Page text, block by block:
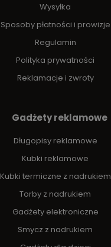
Wysyłka
Sposoby płatności i prowizje
Regulamin
Polityka prywatności
Reklamacje i zwroty
Gadżety reklamowe
Długopisy reklamowe
Kubki reklamowe
Kubki termiczne z nadrukiem
Torby z nadrukiem
Gadżety elektroniczne
Smycz z nadrukiem